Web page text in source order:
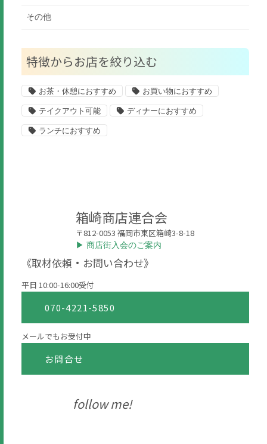
その他
特徴からお店を絞り込む
お茶・休憩におすすめ お買い物におすすめ
テイクアウト可能 ディナーにおすすめ
ランチにおすすめ
箱崎商店連合会
〒812-0053 福岡市東区箱崎3-8-18
▶︎ 商店街入会のご案内
《取材依頼・お問い合わせ》
平日 10:00-16:00受付
070-4221-5850
メールでもお受付中
お問合せ
follow me!